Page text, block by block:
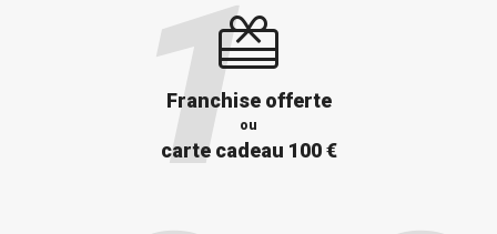
Franchise offerte
ou
carte cadeau 100 €